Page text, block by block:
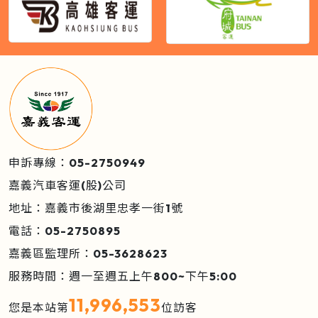
申訴專線：05-2750949
嘉義汽車客運(股)公司
地址：嘉義市後湖里忠孝一街1號
電話：05-2750895
嘉義區監理所：05-3628623
服務時間：週一至週五上午800~下午5:00
您是本站第11,996,553位訪客